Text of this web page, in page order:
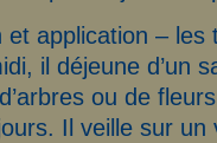
application – les
il déjeune d’un
ou de
Il veille sur un